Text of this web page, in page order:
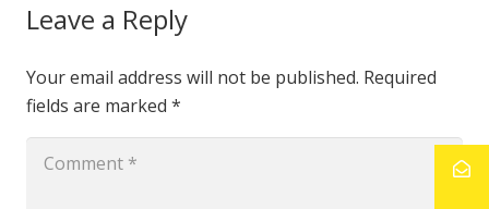
Leave a Reply
Your email address will not be published. Required
fields are marked *